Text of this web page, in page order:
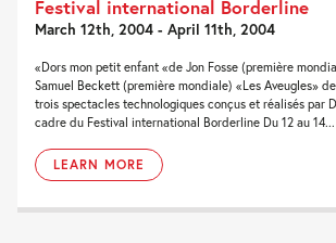
Festival international Borderline
March 12th, 2004 - April 11th, 2004
«Dors mon petit enfant «de Jon Fosse (première
Samuel Beckett (première mondiale) «Les Aveugles»
trois spectacles technologiques conçus et réalisés par
cadre du Festival international Borderline Du 12 au 14...
LEARN MORE